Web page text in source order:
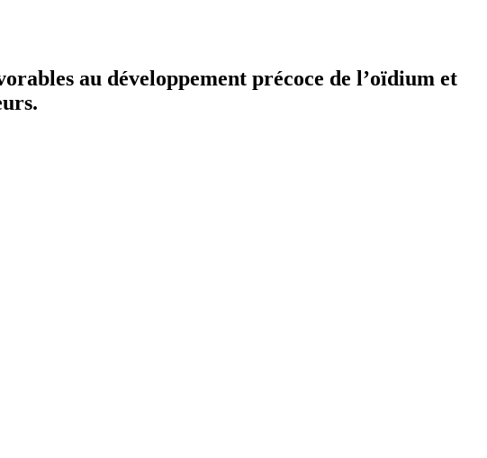
au développement précoce de l’oïdium et